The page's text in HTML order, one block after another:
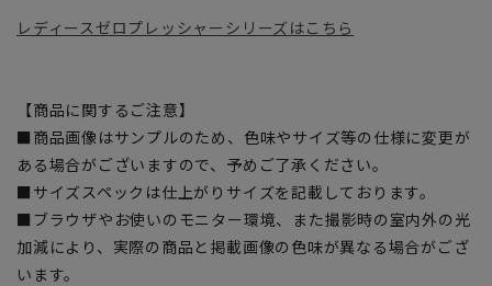
レディースゼロプレッシャーシリーズはこちら
【商品に関するご注意】
■商品画像はサンプルのため、色味やサイズ等の仕様に変更が
ある場合がございますので、予めご了承ください。
■サイズスペックは仕上がりサイズを記載しております。
■ブラウザやお使いのモニター環境、また撮影時の室内外の光
加減により、実際の商品と掲載画像の色味が異なる場合がござ
います。